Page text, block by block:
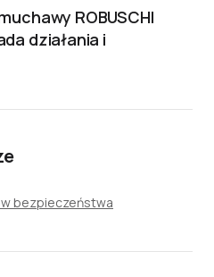
ROBUSCHI
działania i
bezpieczeństwa